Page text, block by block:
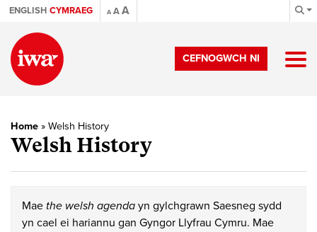
ENGLISH CYMRAEG A AA
CEFNOGWCH NI
Home » Welsh History
Welsh History
Mae the welsh agenda yn gylchgrawn Saesneg sydd
yn cael ei hariannu gan Gyngor Llyfrau Cymru. Mae